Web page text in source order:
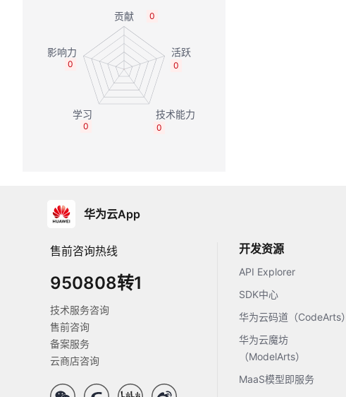
0
0
0
0
0
华为云App
售前咨询热线
950808转1
技术服务咨询
售前咨询
备案服务
云商店咨询
开发资源
API Explorer
SDK中心
华为云码道（CodeArts）
华为云魔坊
（ModelArts）
MaaS模型即服务